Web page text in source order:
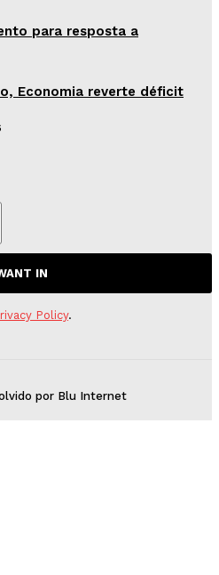
para resposta a
Economia reverte déficit
IN
Policy.
por Blu Internet